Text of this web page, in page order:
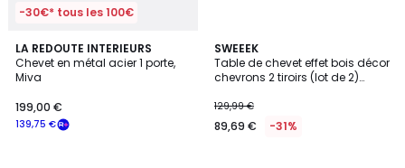
-30€* tous les 100€
LA REDOUTE INTERIEURS
Chevet en métal acier 1 porte,
Miva
139,75 €
199,00 €
4,9
/ 5
2
Couleurs
SWEEEK
Table de chevet effet bois décor
chevrons 2 tiroirs (lot de 2)
129,99 €
89,69 € -31%
3,2
/ 5